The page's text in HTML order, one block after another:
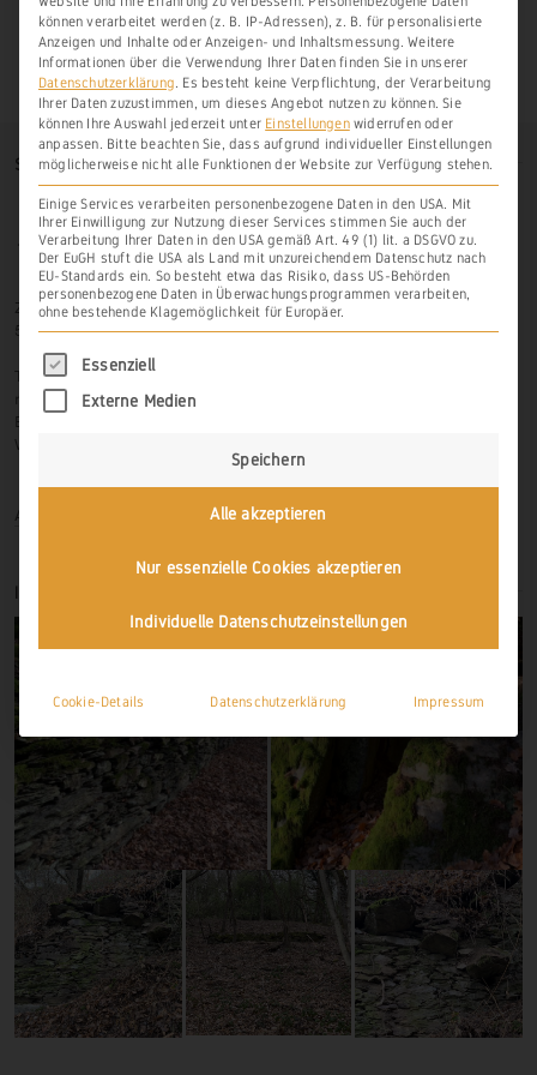
SO FINDEN SIE UNS
Zur Hasenlay 10
56379 Scheidt
Tel.: 06439-326 523
mobil: 0171-3445599
Email: info@weinbau-an-der-lahn.de
Web:
Anmelden
können verarbeitet werden (z. B. IP-Adressen), z. B. für personalisierte
Anzeigen und Inhalte oder Anzeigen- und Inhaltsmessung. Weitere
Informationen über die Verwendung Ihrer Daten finden Sie in unserer
Datenschutzerklärung. Es besteht keine Verpflichtung, der Verarbeitung
Ihrer Daten zuzustimmen, um dieses Angebot nutzen zu können. Sie
können Ihre Auswahl jederzeit unter Einstellungenwiderrufen oder
anpassen. Bitte beachten Sie, dass aufgrund individueller Einstellungen
möglicherweise nicht alle Funktionen der Website zur Verfügung stehen.
Einige Services verarbeiten personenbezogene Daten in den USA. Mit
Ihrer Einwilligung zur Nutzung dieser Services stimmen Sie auch der
Verarbeitung Ihrer Daten in den USA gemäß Art. 49 (1) lit. a DSGVO zu.
Der EuGH stuft die USA als Land mit unzureichendem Datenschutz nach
EU-Standards ein. So besteht etwa das Risiko, dass US-Behörden
personenbezogene Daten in Überwachungsprogrammen verarbeiten,
ohne bestehende Klagemöglichkeit für Europäer.
Es folgt eine Liste der Service-Gruppen, für
Essenziell
Externe Medien
Speichern
Alle akzeptieren
Nur essenzielle Cookies akzeptieren
Individuelle Datenschutzeinstellungen
Cookie-Details Datenschutzerklärung Impressum